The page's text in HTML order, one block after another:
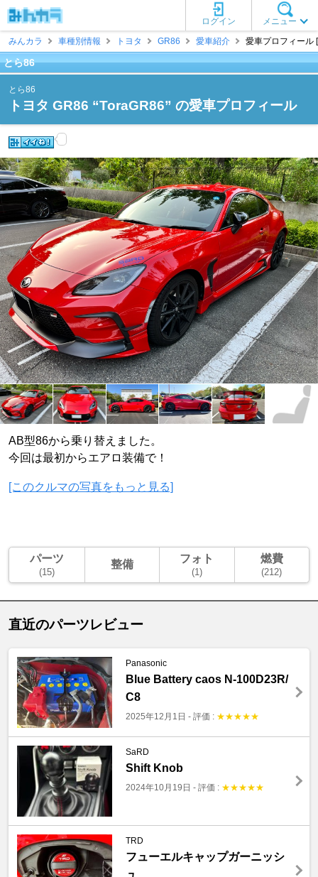
メニュー
ログイン
みんカラ
車種別情報 トヨタ GR86 愛車紹介 愛車プロフィール
とら86
とら86
トヨタ GR86 “ToraGR86” の愛車プロフィール
AB型86から乗り替えました。
今回は最初からエアロ装備で！
[このクルマの写真をもっと見る]
パーツ
(15)
整備 フォト
(1)
燃費
(212)
直近のパーツレビュー
Panasonic
Blue Battery caos N-100D23R/
C8
2025年12月1日 - 評価 : ★★★★★
SaRD
Shift Knob
2024年10月19日 - 評価 : ★★★★★
TRD
フューエルキャップガーニッシ